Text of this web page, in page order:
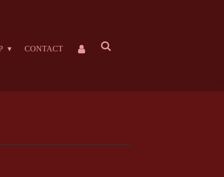
CONTACT